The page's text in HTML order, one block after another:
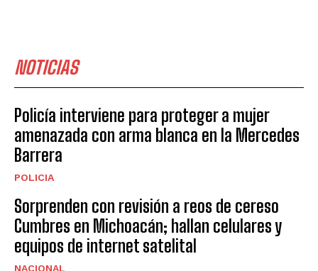
NOTICIAS
Policía interviene para proteger a mujer
amenazada con arma blanca en la Mercedes
Barrera
POLICIA
Sorprenden con revisión a reos de cereso
Cumbres en Michoacán; hallan celulares y
equipos de internet satelital
NACIONAL